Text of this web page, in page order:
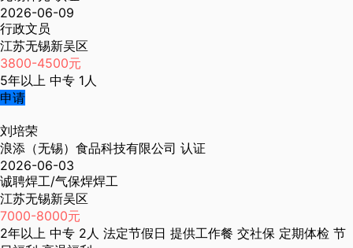
2026-06-09
行政文员
江苏无锡新吴区
3800-4500元
5年以上 中专 1人
申请
刘培荣
浪添（无锡）食品科技有限公司 认证
2026-06-03
诚聘焊工/气保焊焊工
江苏无锡新吴区
7000-8000元
2年以上 中专 2人 法定节假日 提供工作餐 交社保 定期体检 节